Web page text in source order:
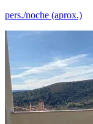
pers./noche (aprox.)